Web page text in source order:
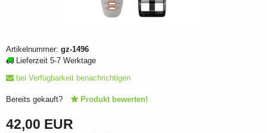
Artikelnummer: gz-1496
Lieferzeit 5-7 Werktage
bei Verfügbarkeit benachrichtigen
Bereits gekauft? Produkt bewerten!
42,00 EUR